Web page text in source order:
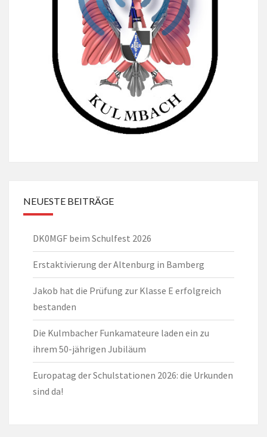
NEUESTE BEITRÄGE
DK0MGF beim Schulfest 2026
Erstaktivierung der Altenburg in Bamberg
Jakob hat die Prüfung zur Klasse E erfolgreich
bestanden
Die Kulmbacher Funkamateure laden ein zu
ihrem 50-jährigen Jubiläum
Europatag der Schulstationen 2026: die Urkunden
sind da!